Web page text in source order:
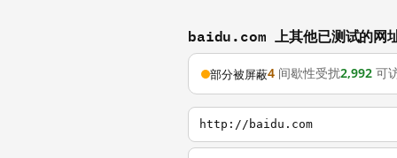
baidu.com 上其他已测试的网
部分被屏蔽4 间歇性受扰2,992 可
http://baidu.com